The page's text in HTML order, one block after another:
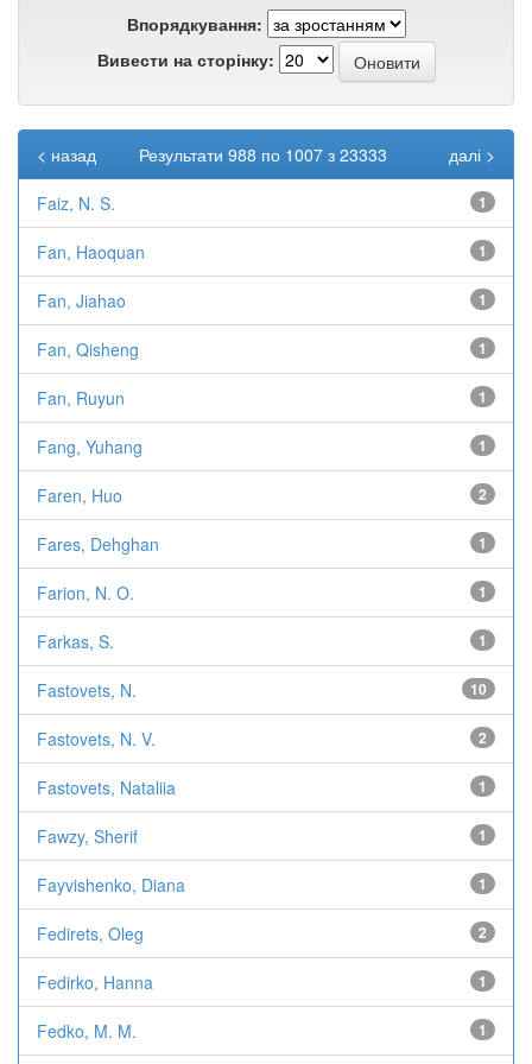
Впорядкування:
Вивести на сторінку:
Результати 988 по 1007 з 23333
< назад далі >
Faiz, N. S. 1
Fan, Haoquan 1
Fan, Jiahao 1
Fan, Qisheng 1
Fan, Ruyun 1
Fang, Yuhang 1
Faren, Huo 2
Fares, Dehghan 1
Farion, N. O. 1
Farkas, S. 1
Fastovets, N. 10
Fastovets, N. V. 2
Fastovets, Nataliia 1
Fawzy, Sherif 1
Fayvishenko, Diana 1
Fedirets, Oleg 2
Fedirko, Hanna 1
Fedko, M. M. 1